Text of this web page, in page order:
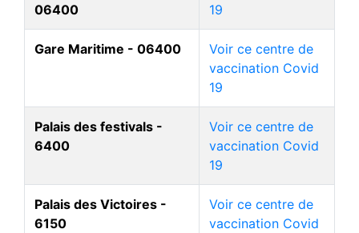
06400
19
Gare Maritime - 06400
Voir ce centre de
vaccination Covid
19
Palais des festivals -
6400
Voir ce centre de
vaccination Covid
19
Palais des Victoires -
6150
Voir ce centre de
vaccination Covid